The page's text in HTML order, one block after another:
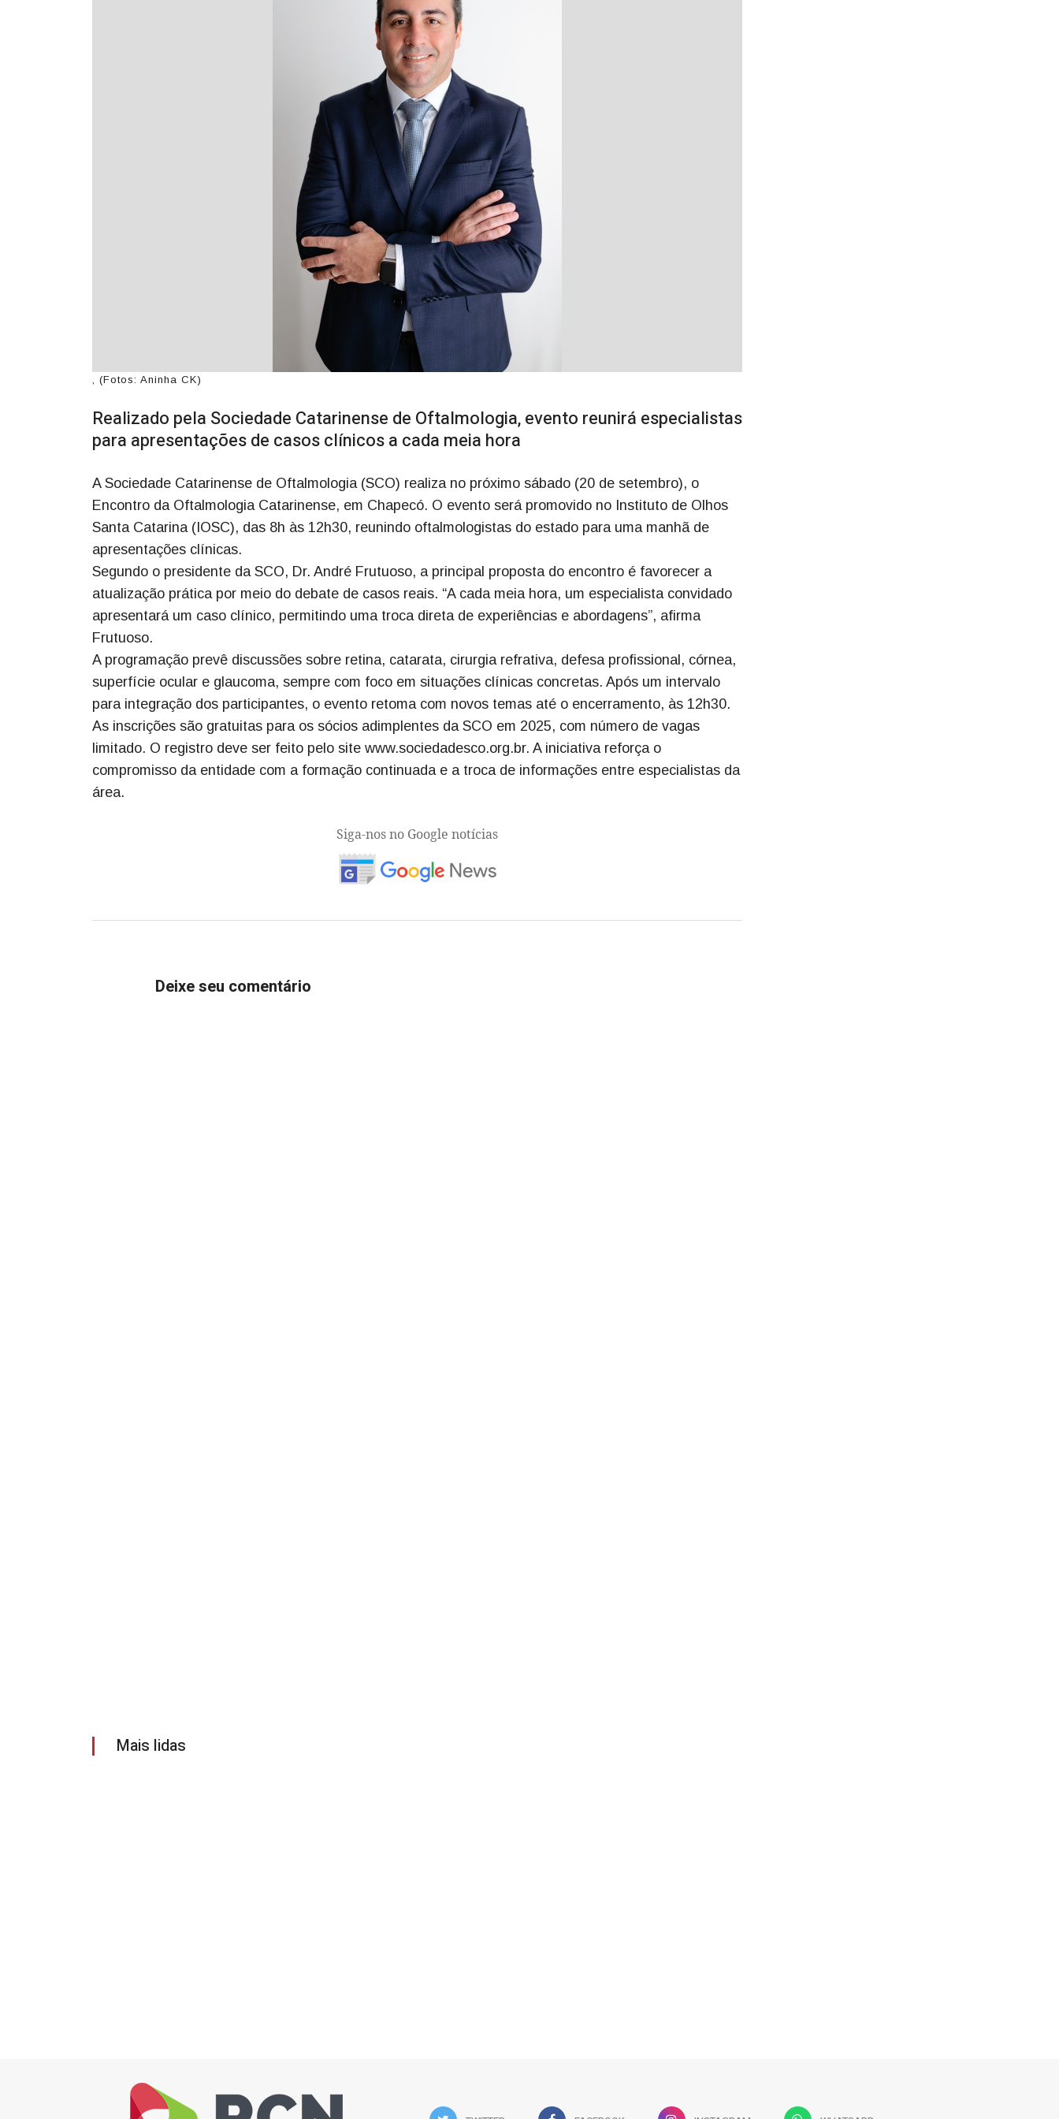
, (Fotos: Aninha CK)
Realizado pela Sociedade Catarinense de Oftalmologia, evento reunirá especialistas
para apresentações de casos clínicos a cada meia hora
A Sociedade Catarinense de Oftalmologia (SCO) realiza no próximo sábado (20 de setembro), o
Encontro da Oftalmologia Catarinense, em Chapecó. O evento será promovido no Instituto de Olhos
Santa Catarina (IOSC), das 8h às 12h30, reunindo oftalmologistas do estado para uma manhã de
apresentações clínicas.
Segundo o presidente da SCO, Dr. André Frutuoso, a principal proposta do encontro é favorecer a
atualização prática por meio do debate de casos reais. “A cada meia hora, um especialista convidado
apresentará um caso clínico, permitindo uma troca direta de experiências e abordagens”, afirma
Frutuoso.
A programação prevê discussões sobre retina, catarata, cirurgia refrativa, defesa profissional, córnea,
superfície ocular e glaucoma, sempre com foco em situações clínicas concretas. Após um intervalo
para integração dos participantes, o evento retoma com novos temas até o encerramento, às 12h30.
As inscrições são gratuitas para os sócios adimplentes da SCO em 2025, com número de vagas
limitado. O registro deve ser feito pelo site www.sociedadesco.org.br. A iniciativa reforça o
compromisso da entidade com a formação continuada e a troca de informações entre especialistas da
área.
Siga-nos no Google notícias
Deixe seu comentário
Mais lidas